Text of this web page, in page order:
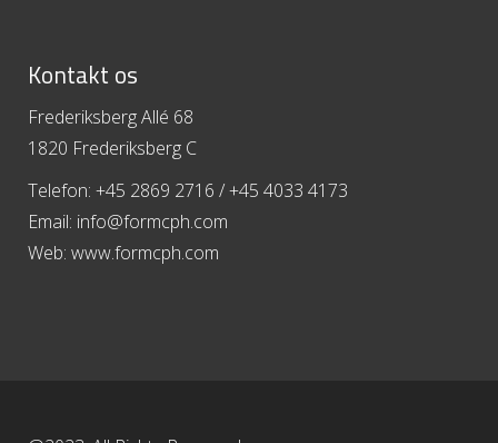
Kontakt os
Frederiksberg Allé 68
1820 Frederiksberg C
Telefon: +45 2869 2716 / +45 4033 4173
Email: info@formcph.com
Web: www.formcph.com